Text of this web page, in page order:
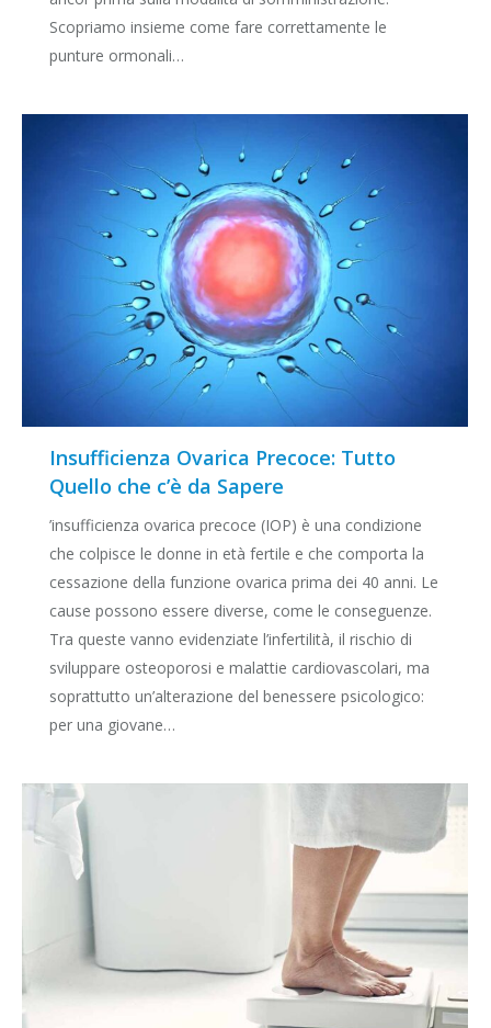
Scopriamo insieme come fare correttamente le
punture ormonali…
Insufficienza Ovarica Precoce: Tutto
Quello che c’è da Sapere
’insufficienza ovarica precoce (IOP) è una condizione
che colpisce le donne in età fertile e che comporta la
cessazione della funzione ovarica prima dei 40 anni. Le
cause possono essere diverse, come le conseguenze.
Tra queste vanno evidenziate l’infertilità, il rischio di
sviluppare osteoporosi e malattie cardiovascolari, ma
soprattutto un’alterazione del benessere psicologico:
per una giovane…